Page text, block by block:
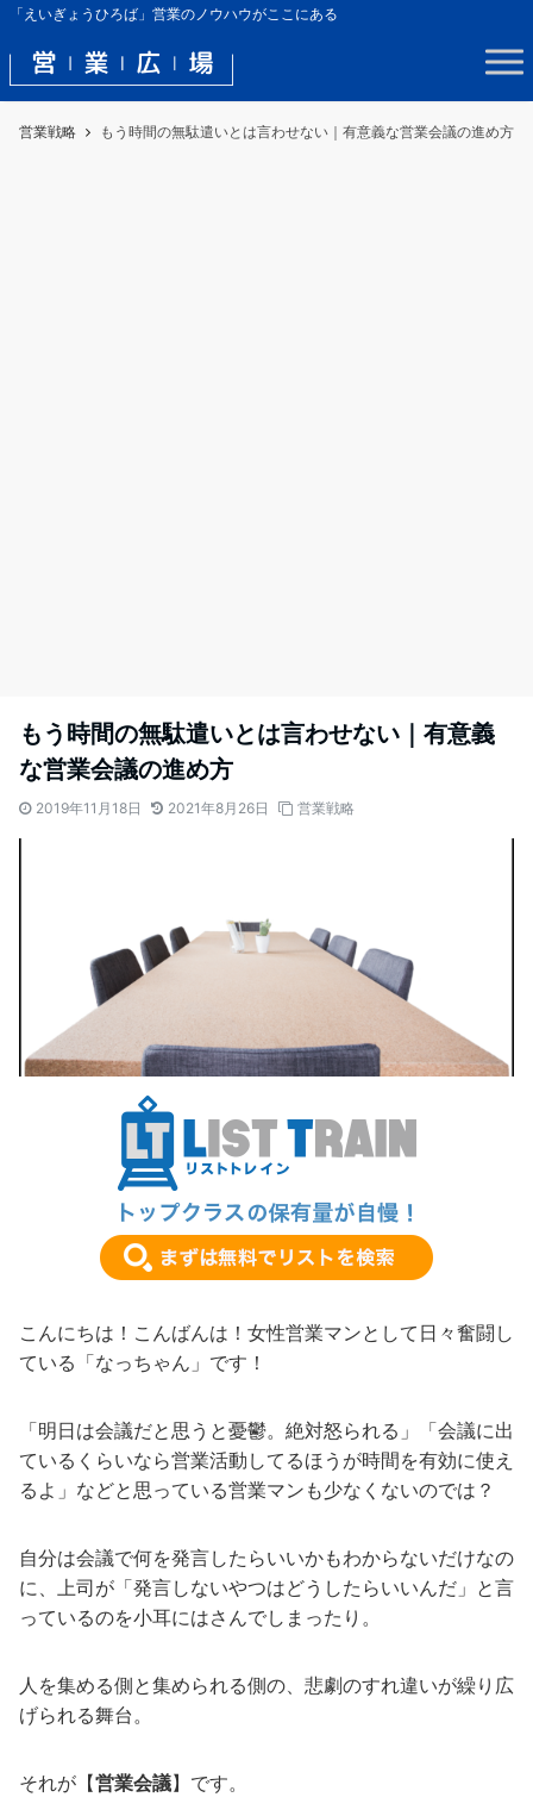
「えいぎょうひろば」営業のノウハウがここにある
営業戦略 もう時間の無駄遣いとは言わせない｜有意義な営業会議の進め方
もう時間の無駄遣いとは言わせない｜有意義
な営業会議の進め方
2019年11月18日 2021年8月26日 営業戦略
こんにちは！こんばんは！女性営業マンとして日々奮闘し
ている「なっちゃん」です！
「明日は会議だと思うと憂鬱。絶対怒られる」「会議に出
ているくらいなら営業活動してるほうが時間を有効に使え
るよ」などと思っている営業マンも少なくないのでは？
自分は会議で何を発言したらいいかもわからないだけなの
に、上司が「発言しないやつはどうしたらいいんだ」と言
っているのを小耳にはさんでしまったり。
人を集める側と集められる側の、悲劇のすれ違いが繰り広
げられる舞台。
それが【営業会議】です。